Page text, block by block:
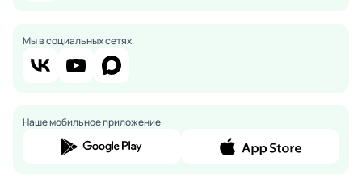
Мы в социальных сетях
Наше мобильное приложение